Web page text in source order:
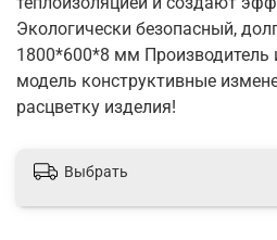
Экологически безопасный,
1800*600*8 мм Производитель
модель конструктивные
расцветку изделия!
Выбрать